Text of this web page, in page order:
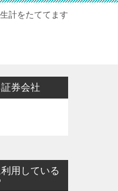
計をたててます
券会社
用している